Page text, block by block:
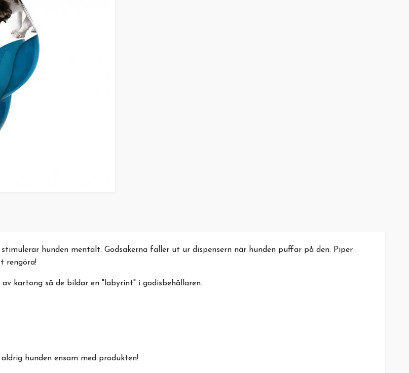
hunden mentalt. Godsakerna faller ut ur dispensern när hunden puffar på den. Piper
rengöra!
kartong så de bildar en "labyrint" i godisbehållaren.
hunden ensam med produkten!